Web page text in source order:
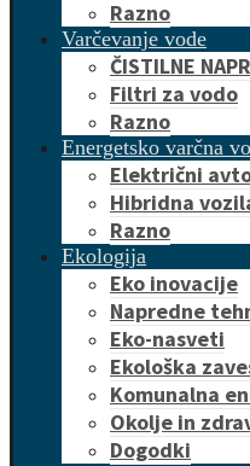
Razno
Varčevanje vode
ČISTILNE
Filtri za vodo
Razno
Energetsko varčna
Električni
Hibridna
Razno
Ekologija
Eko inovacije
Napredne
Eko-nasveti
Ekološka
Komunalna
Okolje in
Dogodki